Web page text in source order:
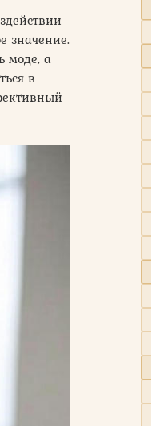
значение.
моде, а
в